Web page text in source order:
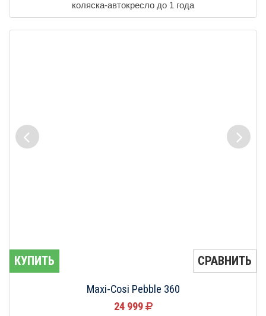
коляска-автокресло до 1 года
КУПИТЬ СРАВНИТЬ
Maxi-Cosi Pebble 360
24 999